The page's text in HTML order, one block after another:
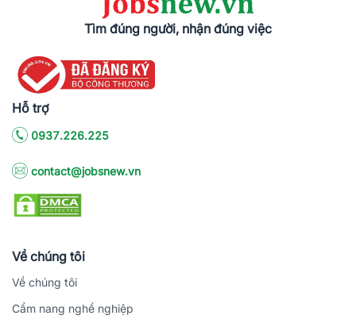
Tìm đúng người, nhận đúng việc
Hỗ trợ
0937.226.225
contact@jobsnew.vn
Về chúng tôi
Về chúng tôi
Cẩm nang nghề nghiệp